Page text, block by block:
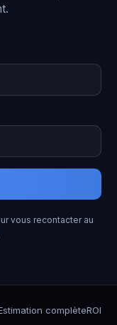
vous recontacter au
complèteROI